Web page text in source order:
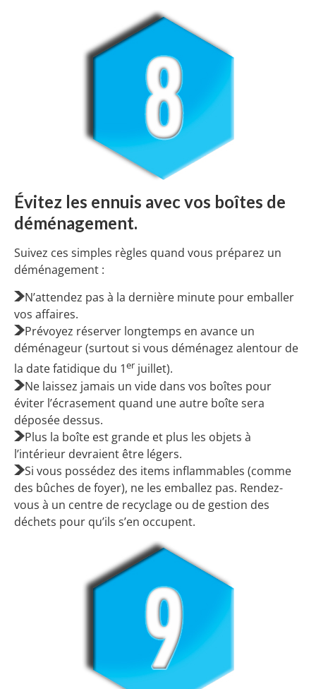
Évitez les ennuis avec vos boîtes de
déménagement.
Suivez ces simples règles quand vous préparez un
déménagement :
N’attendez pas à la dernière minute pour emballer
vos affaires.
Prévoyez réserver longtemps en avance un
déménageur (surtout si vous déménagez alentour de
la date fatidique du 1er juillet).
Ne laissez jamais un vide dans vos boîtes pour
éviter l’écrasement quand une autre boîte sera
déposée dessus.
Plus la boîte est grande et plus les objets à
l’intérieur devraient être légers.
Si vous possédez des items inflammables (comme
des bûches de foyer), ne les emballez pas. Rendez-
vous à un centre de recyclage ou de gestion des
déchets pour qu’ils s’en occupent.